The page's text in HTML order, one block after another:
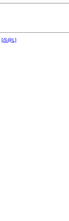
[iS@L]